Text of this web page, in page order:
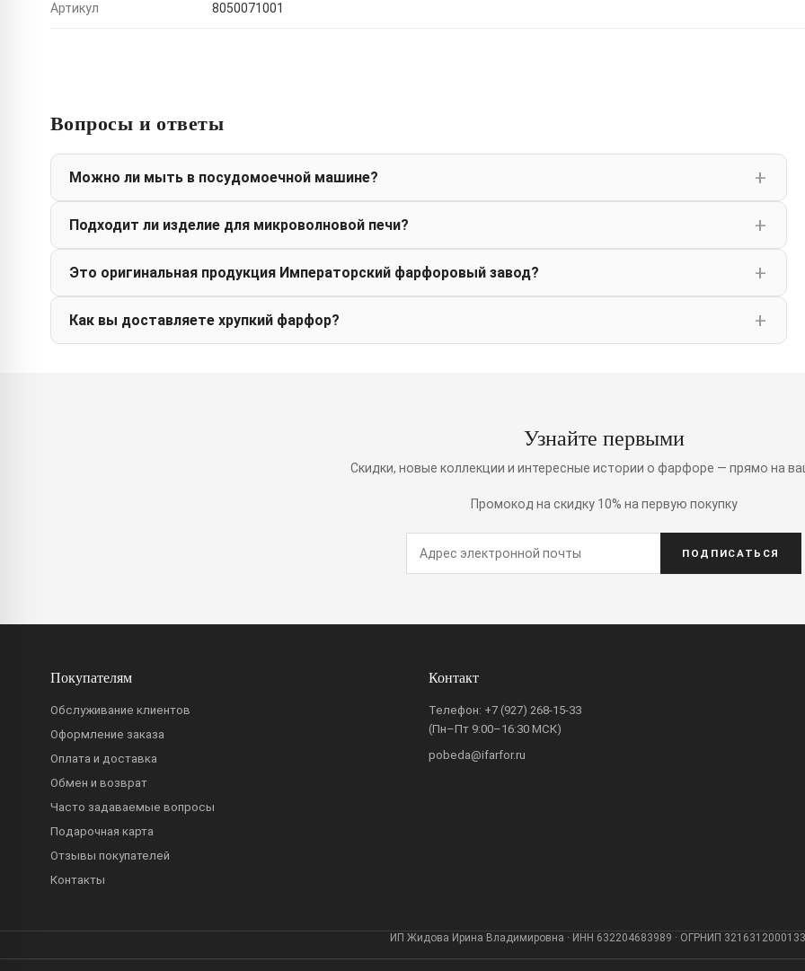
Артикул 8050071001
Вопросы и ответы
Можно ли мыть в посудомоечной машине?
Подходит ли изделие для микроволновой печи?
Это оригинальная продукция Императорский фарфоровый завод?
Как вы доставляете хрупкий фарфор?
Узнайте первыми
Скидки, новые коллекции и интересные истории о фарфоре — прямо на
Промокод на скидку 10% на первую покупку
ПОДПИСАТЬСЯ
Покупателям
Обслуживание клиентов
Оформление заказа
Оплата и доставка
Обмен и возврат
Часто задаваемые вопросы
Подарочная карта
Отзывы покупателей
Контакты
Контакт
Телефон: +7 (927) 268-15-33
(Пн–Пт 9:00–16:30 МСК)
pobeda@ifarfor.ru
ИП Жидова Ирина Владимировна · ИНН 632204683989 · ОГРНИП